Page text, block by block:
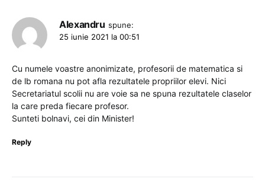
Alexandru spune:
25 iunie 2021 la 00:51
Cu numele voastre anonimizate, profesorii de matematica si
de lb romana nu pot afla rezultatele propriilor elevi. Nici
Secretariatul scolii nu are voie sa ne spuna rezultatele claselor
la care preda fiecare profesor.
Sunteti bolnavi, cei din Minister!
Reply